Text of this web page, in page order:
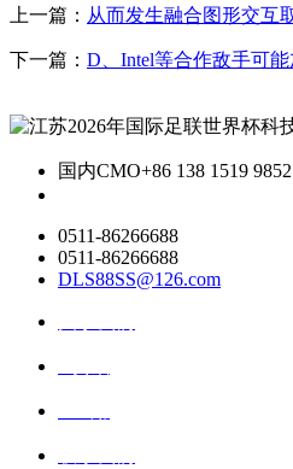
上一篇： 从而发生融合图形交互
下一篇： D、Intel等合作敌手可
国内CMO+86 138 1519
0511-86266688
0511-86266688
DLS88SS@126.com